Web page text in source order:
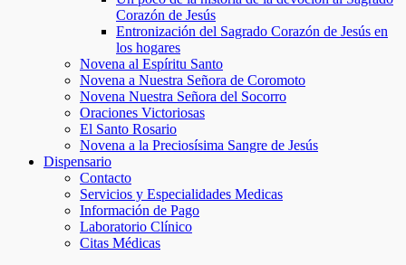
Corazón de Jesús
Entronización del Sagrado Corazón de Jesús en
los hogares
Novena al Espíritu Santo
Novena a Nuestra Señora de Coromoto
Novena Nuestra Señora del Socorro
Oraciones Victoriosas
El Santo Rosario
Novena a la Preciosísima Sangre de Jesús
Dispensario
Contacto
Servicios y Especialidades Medicas
Información de Pago
Laboratorio Clínico
Citas Médicas